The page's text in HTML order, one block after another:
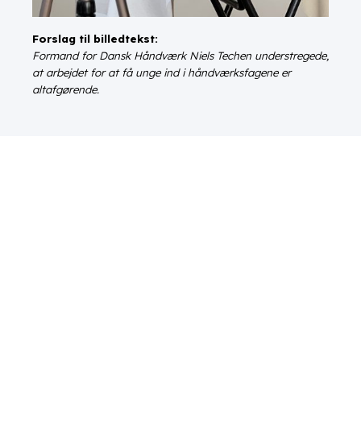
Forslag til billedtekst:
Formand for Dansk Håndværk Niels Techen understregede,
at arbejdet for at få unge ind i håndværksfagene er
altafgørende.